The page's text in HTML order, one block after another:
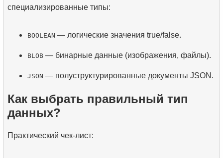
специализированные типы:
BOOLEAN — логические значения true/false.
BLOB — бинарные данные (изображения, файлы).
JSON — полуструктурированные документы JSON.
Как выбрать правильный тип
данных?
Практический чек-лист: